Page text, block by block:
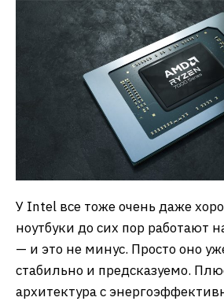
У Intel все тоже очень даже
ноутбуки до сих пор работают
— и это не минус. Просто оно
стабильно и предсказуемо.
архитектура с